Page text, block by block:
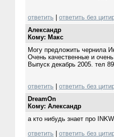
ответить
ответить без
Александр
Кому: Mакс
Могу предложить чернила
Очень качественные и
Выпуск декабрь 2005. тел
ответить
ответить без
DreamOn
Кому: Александр
а кто нибудь знает про
ответить
ответить без